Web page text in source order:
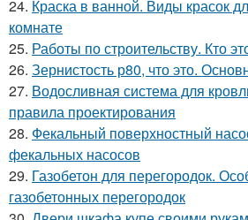
24. Краска в ванной. Виды красок
комнате
25. Работы по строительству. Кто
26. Зернистость р80, что это.
27. Водосливная система для
правила проектирования
28. Фекальный поверхностный
фекальных насосов
29. Газобетон для перегородок.
газобетонных перегородок